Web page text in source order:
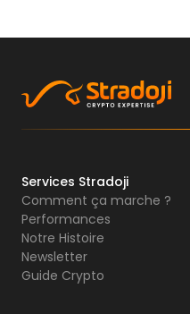
Services Stradoji
Comment ça marche ?
Performances
Notre Histoire
Newsletter
Guide Crypto